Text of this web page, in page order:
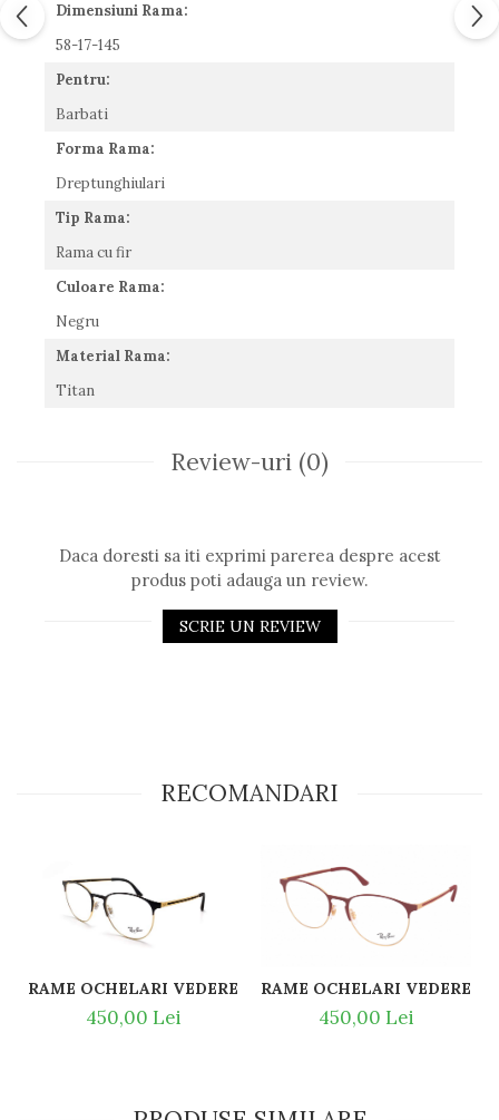
Romeo Careye
Silhouette
Slastik
Swarovski
Titanflex
TOUS
Vogue
Dimensiuni Rama:
58-17-145
Pentru:
Barbati
Forma Rama:
Dreptunghiulari
Tip Rama:
Rama cu fir
Culoare Rama:
Negru
Material Rama:
Titan
Review-uri (0)
Daca doresti sa iti exprimi parerea despre acest
produs poti adauga un review.
SCRIE UN REVIEW
RECOMANDARI
RAME OCHELARI VEDERE RAY BAN RB6375 2890 51
450,00 Lei
RAME OCHELARI VEDERE
450,00 Lei